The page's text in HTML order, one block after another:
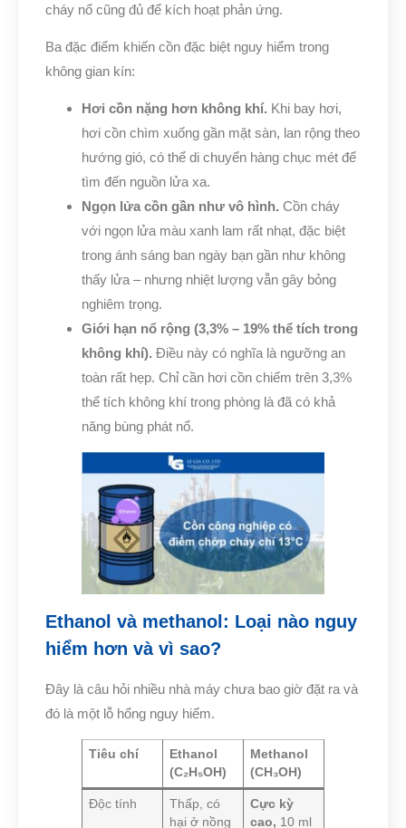
cháy nổ cũng đủ để kích hoạt phản ứng.
Ba đặc điểm khiến cồn đặc biệt nguy hiểm trong
không gian kín:
Hơi cồn nặng hơn không khí. Khi bay hơi,
hơi cồn chìm xuống gần mặt sàn, lan rộng theo
hướng gió, có thể di chuyển hàng chục mét để
tìm đến nguồn lửa xa.
Ngọn lửa cồn gần như vô hình. Cồn cháy
với ngọn lửa màu xanh lam rất nhạt, đặc biệt
trong ánh sáng ban ngày bạn gần như không
thấy lửa – nhưng nhiệt lượng vẫn gây bỏng
nghiêm trọng.
Giới hạn nổ rộng (3,3% – 19% thể tích trong
không khí). Điều này có nghĩa là ngưỡng an
toàn rất hẹp. Chỉ cần hơi cồn chiếm trên 3,3%
thể tích không khí trong phòng là đã có khả
năng bùng phát nổ.
Ethanol và methanol: Loại nào nguy
hiểm hơn và vì sao?
Đây là câu hỏi nhiều nhà máy chưa bao giờ đặt ra và
đó là một lỗ hổng nguy hiểm.
Tiêu chí
Ethanol
(C₂H₅OH)
Methanol
(CH₃OH)
Độc tính
Thấp, có
hại ở nồng
Cực kỳ
cao, 10 ml